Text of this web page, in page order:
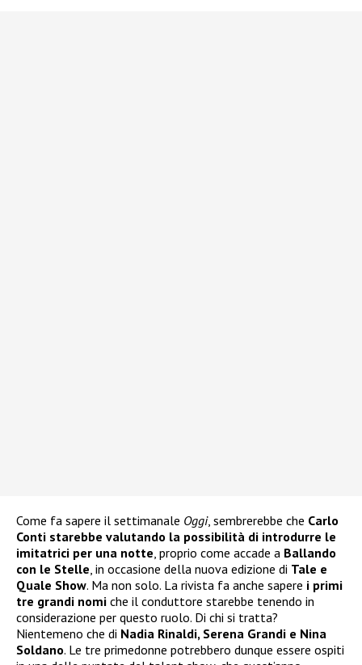
Come fa sapere il settimanale Oggi, sembrerebbe che Carlo
Conti starebbe valutando la possibilità di introdurre le
imitatrici per una notte, proprio come accade a Ballando
con le Stelle, in occasione della nuova edizione di Tale e
Quale Show. Ma non solo. La rivista fa anche sapere i primi
tre grandi nomi che il conduttore starebbe tenendo in
considerazione per questo ruolo. Di chi si tratta?
Nientemeno che di Nadia Rinaldi, Serena Grandi e Nina
Soldano. Le tre primedonne potrebbero dunque essere ospiti